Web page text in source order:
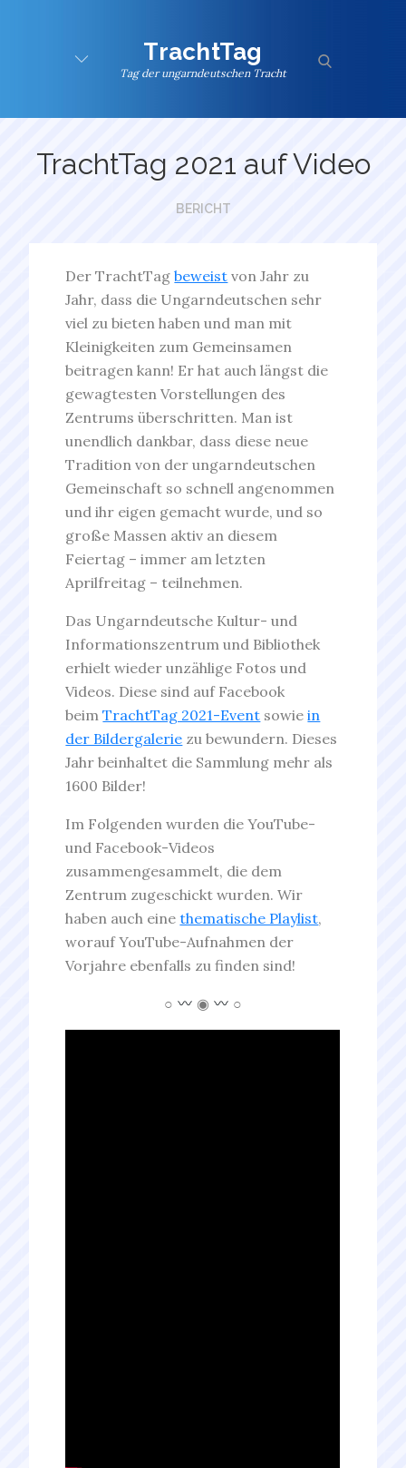
TrachtTag
Tag der ungarndeutschen Tracht
search
TrachtTag 2021 auf Video
BERICHT
Der TrachtTagbeweist von Jahr zu
Jahr, dass die Ungarndeutschen sehr
viel zu bieten haben und man mit
Kleinigkeiten zum Gemeinsamen
beitragen kann! Er hat auch längst die
gewagtesten Vorstellungen des
Zentrums überschritten. Man ist
unendlich dankbar, dass diese neue
Tradition von der ungarndeutschen
Gemeinschaft so schnell angenommen
und ihr eigen gemacht wurde, und so
große Massen aktiv an diesem
Feiertag – immer am letzten
Aprilfreitag – teilnehmen.
Das Ungarndeutsche Kultur- und
Informationszentrum und Bibliothek
erhielt wieder unzählige Fotos und
Videos. Diese sind auf Facebook
beimTrachtTag 2021-Event sowiein
der Bildergalerie zu bewundern. Dieses
Jahr beinhaltet die Sammlung mehr als
1600 Bilder!
Im Folgenden wurden die YouTube-
und Facebook-Videos
zusammengesammelt, die dem
Zentrum zugeschickt wurden. Wir
haben auch einethematische Playlist,
worauf YouTube-Aufnahmen der
Vorjahre ebenfalls zu finden sind!
○ ◉ ○